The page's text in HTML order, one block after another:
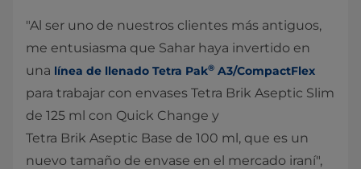
"Al ser uno de nuestros clientes más antiguos,
me entusiasma que Sahar haya invertido en
una línea de llenado Tetra Pak® A3/CompactFlex
para trabajar con envases Tetra Brik Aseptic Slim
de 125 ml con Quick Change y
Tetra Brik Aseptic Base de 100 ml, que es un
nuevo tamaño de envase en el mercado iraní",